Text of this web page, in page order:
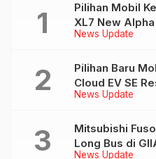
News Update
Pilihan Mobil
XL7 New
News Update
Pilihan Baru
Cloud EV SE
2026
News Update
Mitsubishi
Long Bus di